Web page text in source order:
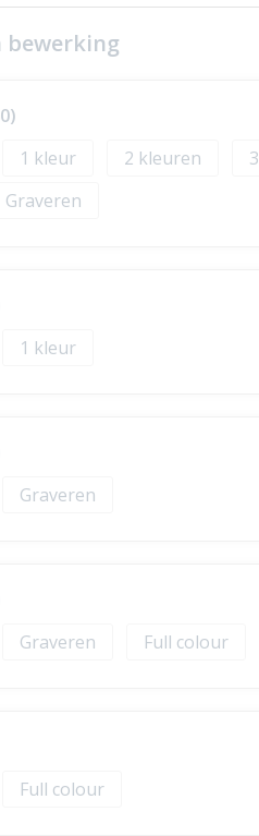
bewerking
1 2
3
Graveren
1
Graveren
Graveren Full colour
Full colour